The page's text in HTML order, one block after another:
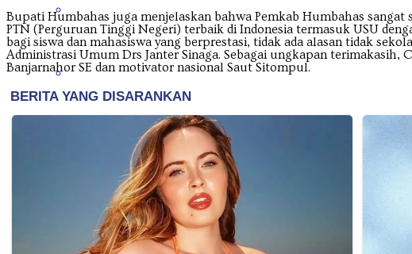
Nusa Tenggara Timur
Papua
Papua Barat
Papua Pegunungan
Bupati Humbahas juga menjelaskan bahwa Pemkab Humbahas
PTN (Perguruan Tinggi Negeri) terbaik di Indonesia termasuk USU
bagi siswa dan mahasiswa yang berprestasi, tidak ada alasan tidak
Administrasi Umum Drs Janter Sinaga. Sebagai ungkapan
Banjarnahor SE dan motivator nasional Saut Sitompul.